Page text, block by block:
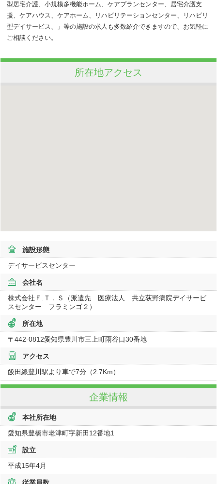
型居宅介護、小規模多機能ホーム、ケアプランセンター、居宅介護支
援、ケアハウス、ケアホーム、リハビリテーションセンター、リハビリ
型デイサービス、」等の施設の求人も多数紹介できますので、お気軽に
ご相談ください。
所在地アクセス
施設形態
デイサービスセンター
会社名
株式会社Ｆ.Ｔ．Ｓ（派遣先 医療法人 共立荻野病院デイサービ
スセンター フラミンゴ２）
所在地
〒442-0812愛知県豊川市三上町雨谷口30番地
アクセス
飯田線豊川駅より車で7分（2.7Km）
企業情報
本社所在地
愛知県豊橋市老津町字新田12番地1
設立
平成15年4月